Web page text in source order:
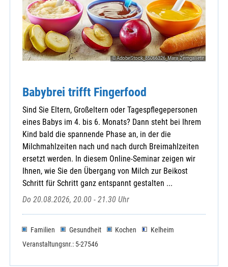
©AdobeStock_85066326_Mara Zemgaliete
Babybrei trifft Fingerfood
Sind Sie Eltern, Großeltern oder Tagespflegepersonen
eines Babys im 4. bis 6. Monats? Dann steht bei Ihrem
Kind bald die spannende Phase an, in der die
Milchmahlzeiten nach und nach durch Breimahlzeiten
ersetzt werden. In diesem Online-Seminar zeigen wir
Ihnen, wie Sie den Übergang von Milch zur Beikost
Schritt für Schritt ganz entspannt gestalten ...
Do 20.08.2026, 20.00 - 21.30 Uhr
Familien Gesundheit Kochen
Kelheim
Veranstaltungsnr.: 5-27546